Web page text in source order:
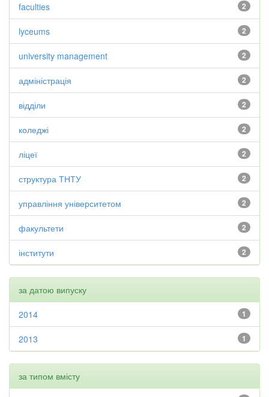
2
faculties
2
lyceums
2
university management
2
адміністрація
2
відділи
2
коледжі
2
ліцеї
2
структура ТНТУ
2
управління університетом
2
факультети
2
інститути
за датою випуску
1
2014
1
2013
за типом вмісту